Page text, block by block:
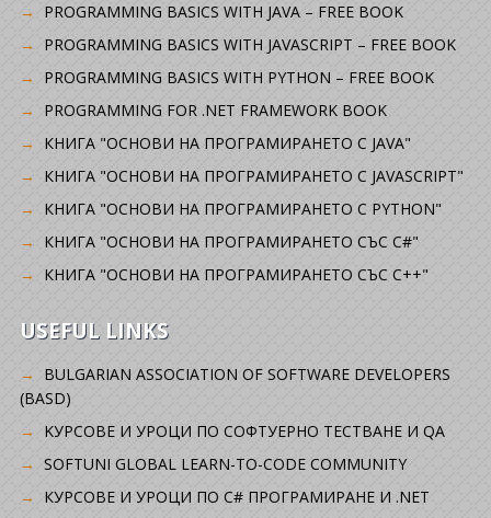
PROGRAMMING BASICS WITH JAVA – FREE BOOK
PROGRAMMING BASICS WITH JAVASCRIPT – FREE BOOK
PROGRAMMING BASICS WITH PYTHON – FREE BOOK
PROGRAMMING FOR .NET FRAMEWORK BOOK
КНИГА "ОСНОВИ НА ПРОГРАМИРАНЕТО С JAVA"
КНИГА "ОСНОВИ НА ПРОГРАМИРАНЕТО С JAVASCRIPT"
КНИГА "ОСНОВИ НА ПРОГРАМИРАНЕТО С PYTHON"
КНИГА "ОСНОВИ НА ПРОГРАМИРАНЕТО СЪС C#"
КНИГА "ОСНОВИ НА ПРОГРАМИРАНЕТО СЪС C++"
USEFUL LINKS
BULGARIAN ASSOCIATION OF SOFTWARE DEVELOPERS
(BASD)
KУРСОВЕ И УРОЦИ ПО СОФТУЕРНО ТЕСТВАНЕ И QA
SOFTUNI GLOBAL LEARN-TO-CODE COMMUNITY
КУРСОВЕ И УРОЦИ ПО C# ПРОГРАМИРАНЕ И .NET